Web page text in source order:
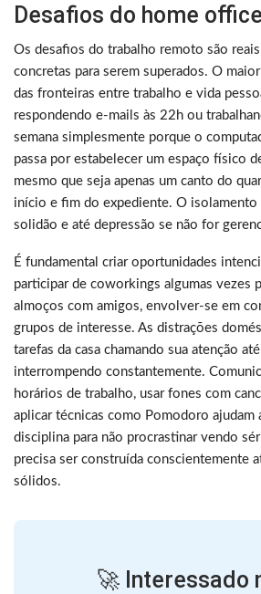
Desafios do home office
Os desafios do trabalho remoto são
concretas para serem superados. O
das fronteiras entre trabalho e vida
respondendo e-mails às 22h ou
semana simplesmente porque o
passa por estabelecer um espaço físico
mesmo que seja apenas um canto do
início e fim do expediente. O isolamento
solidão e até depressão se não for
É fundamental criar oportunidades
participar de coworkings algumas vezes
almoços com amigos, envolver-se em
grupos de interesse. As distrações
tarefas da casa chamando sua atenção
interrompendo constantemente.
horários de trabalho, usar fones com
aplicar técnicas como Pomodoro ajudam
disciplina para não procrastinar vendo
precisa ser construída conscientemente
sólidos.
🚀 Interessado